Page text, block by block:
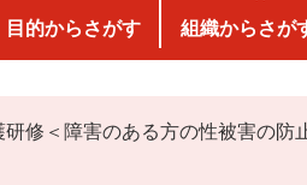
タ
ム
検
目的からさがす 組織からさが
修＜障害のある方の性被害の防